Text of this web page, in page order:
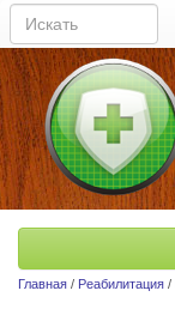
Главная / Реабилитация /